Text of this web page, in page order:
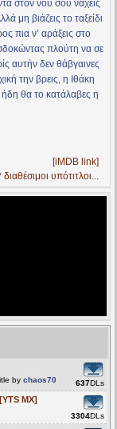
στον νου σου νάχεις
μη βιάζεις το ταξείδι
πια ν’ αράξεις στο
πλούτη να σε
αυτήν δεν θάβγαινες
την βρεις, η Ιθάκη
ήδη θα το κατάλαβες η
[iMDB link]
διαθέσιμοι υπότιτλοι...
by chaos70 637DLs
MX]
3304DLs